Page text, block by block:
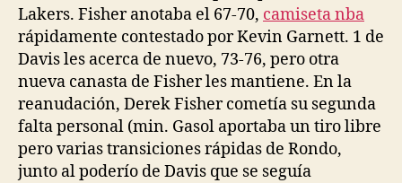
Lakers. Fisher anotaba el 67-70, camiseta nba
rápidamente contestado por Kevin Garnett. 1 de
Davis les acerca de nuevo, 73-76, pero otra
nueva canasta de Fisher les mantiene. En la
reanudación, Derek Fisher cometía su segunda
falta personal (min. Gasol aportaba un tiro libre
pero varias transiciones rápidas de Rondo,
junto al poderío de Davis que se seguía